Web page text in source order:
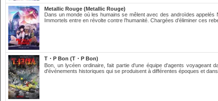
Metallic Rouge (Metallic Rouge)
Dans un monde où les humains se mêlent avec des androïdes
Immortels entre en révolte contre l’humanité. Chargées d’éliminer ces
T・P Bon (T・P Bon)
Bon, un lycéen ordinaire, fait partie d'une équipe d'agents voyageant
d'événements historiques qui se produisent à différentes époques et